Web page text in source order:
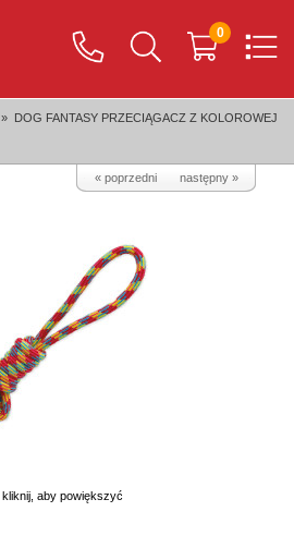
0
» DOG FANTASY PRZECIĄGACZ Z KOLOROWEJ
« poprzedni następny »
kliknij, aby powiększyć